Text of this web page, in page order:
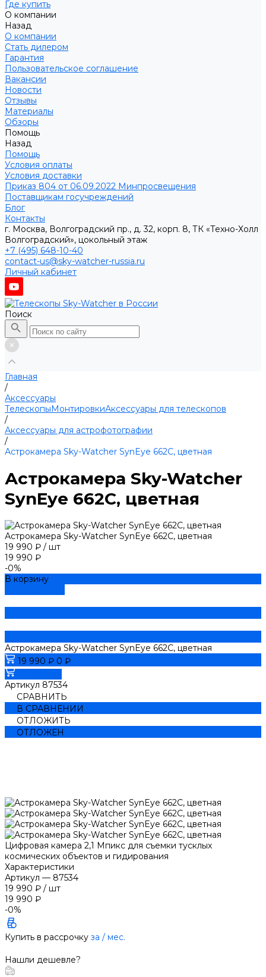
Где купить
О компании
Назад
О компании
Стать дилером
Гарантия
Пользовательское соглашение
Вакансии
Новости
Отзывы
Материалы
Обзоры
Помощь
Назад
Помощь
Условия оплаты
Условия доставки
Приказ 804 от 06.09.2022 Минпросвещения
Поставщикам госучреждений
Блог
Контакты
г. Москва, Волгоградский пр., д. 32, корп. 8, ТК «Техно-Холл
Волгоградский», цокольный этаж
+7 (495) 648-10-40
contact-us@sky-watcher-russia.ru
Личный кабинет
Поиск
Главная
/
Аксессуары
ТелескопыМонтировкиАксессуары для телескопов
/
Аксессуары для астрофотографии
/
Астрокамера Sky-Watcher SynEye 662C, цветная
Астрокамера Sky-Watcher
SynEye 662C, цветная
Астрокамера Sky-Watcher SynEye 662C, цветная
19 990 ₽ / шт
19 990 ₽
-0%
В корзину
Астрокамера Sky-Watcher SynEye 662C, цветная
19 990 ₽ 0 ₽
Артикул 87534
СРАВНИТЬ
В СРАВНЕНИИ
ОТЛОЖИТЬ
ОТЛОЖЕН
Цифровая камера 2,1 Мпикс для съемки тусклых
космических объектов и гидирования
Характеристики
Артикул — 87534
19 990 ₽ / шт
19 990 ₽
-0%
Купить в рассрочку за / мес.
Нашли дешевле?